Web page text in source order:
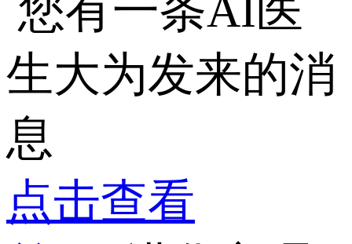
您有一条AI医
生大为发来的消
息
点击查看